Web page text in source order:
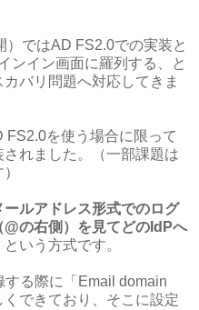
ではAD FS2.0での実装と
ンイン画面に羅列する、と
バリ問題へ対応してきま
FS2.0を使う場合に限って
れました。（一部課題は
ールアドレス形式でのログ
の右側）を見てどのIdPへ
という方式です。
る際に「Email domain
できており、そこに設定